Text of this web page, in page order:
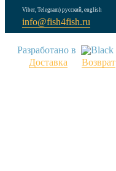
Viber, Telegram) русский, english
info@fish4fish.ru
Разработано в
Доставка
Возврат